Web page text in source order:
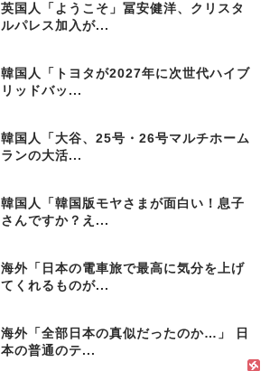
英国人「ようこそ」冨安健洋、クリスタ
ルパレス加入が...
韓国人「トヨタが2027年に次世代ハイブ
リッドバッ...
韓国人「大谷、25号・26号マルチホーム
ランの大活...
韓国人「韓国版モヤさまが面白い！息子
さんですか？え...
海外「日本の電車旅で最高に気分を上げ
てくれるものが...
海外「全部日本の真似だったのか…」 日
本の普通のテ...